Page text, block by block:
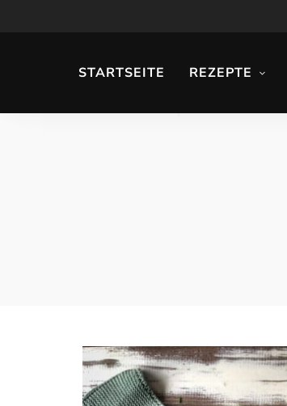
STARTSEITE REZEPTE